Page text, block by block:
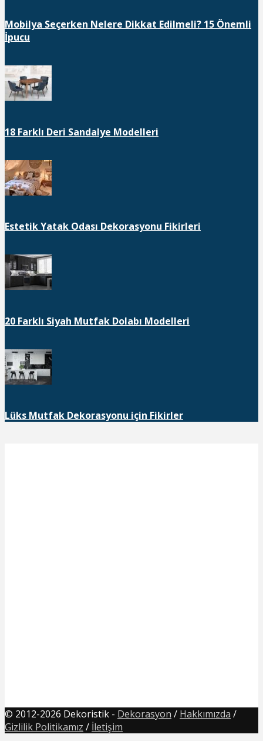
Mobilya Seçerken Nelere Dikkat Edilmeli? 15 Önemli
İpucu
18 Farklı Deri Sandalye Modelleri
Estetik Yatak Odası Dekorasyonu Fikirleri
20 Farklı Siyah Mutfak Dolabı Modelleri
Lüks Mutfak Dekorasyonu için Fikirler
© 2012-2026 Dekoristik - Dekorasyon / Hakkımızda /
Gizlilik Politikamız / İletişim